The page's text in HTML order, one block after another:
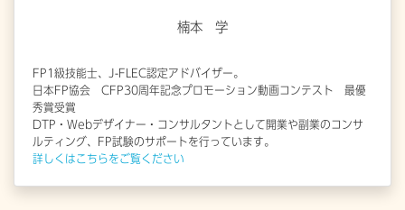
楠本 学
FP1級技能士、J-FLEC認定アドバイザー。
日本FP協会 CFP30周年記念プロモーション動画コンテスト 最優
秀賞受賞
DTP・Webデザイナー・コンサルタントとして開業や副業のコンサ
ルティング、FP試験のサポートを行っています。
詳しくはこちらをご覧ください